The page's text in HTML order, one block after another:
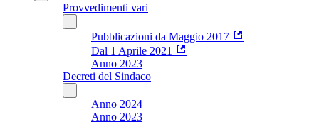
Provvedimenti vari
Pubblicazioni da Maggio 2017
Dal 1 Aprile 2021
Anno 2023
Decreti del Sindaco
Anno 2024
Anno 2023